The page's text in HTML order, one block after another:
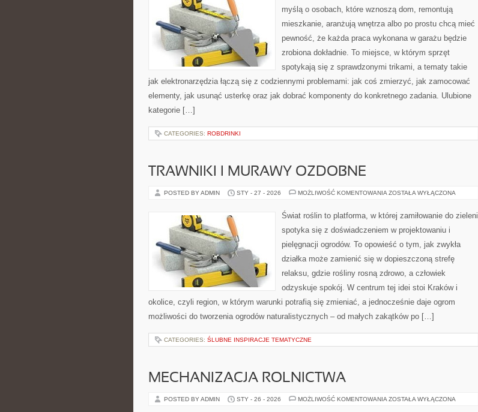
myślą o osobach, które wznoszą dom, remontują
mieszkanie, aranżują wnętrza albo po prostu chcą mieć
pewność, że każda praca wykonana w garażu będzie
zrobiona dokładnie. To miejsce, w którym sprzęt
spotykają się z sprawdzonymi trikami, a tematy takie
jak elektronarzędzia łączą się z codziennymi problemami: jak coś zmierzyć, jak zamocować
elementy, jak usunąć usterkę oraz jak dobrać komponenty do konkretnego zadania. Ulubione
kategorie […]
CATEGORIES: ROBDRINKI
TRAWNIKI I MURAWY OZDOBNE
POSTED BY ADMIN STY - 27 - 2026 MOŻLIWOŚĆ KOMENTOWANIA TRAWNIKI
OZDOBNE
ZOSTAŁA WYŁĄCZONA
Świat roślin to platforma, w której zamiłowanie do zieleni
spotyka się z doświadczeniem w projektowaniu i
pielęgnacji ogrodów. To opowieść o tym, jak zwykła
działka może zamienić się w dopieszczoną strefę
relaksu, gdzie rośliny rosną zdrowo, a człowiek
odzyskuje spokój. W centrum tej idei stoi Kraków i
okolice, czyli region, w którym warunki potrafią się zmieniać, a jednocześnie daje ogrom
możliwości do tworzenia ogrodów naturalistycznych – od małych zakątków po […]
CATEGORIES: ŚLUBNE INSPIRACJE TEMATYCZNE
MECHANIZACJA ROLNICTWA
POSTED BY ADMIN STY - 26 - 2026 MOŻLIWOŚĆ KOMENTOWANIA MECHANIZACJA
ZOSTAŁA WYŁĄCZONA